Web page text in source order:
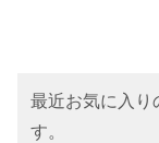
最近お気に入り
す。